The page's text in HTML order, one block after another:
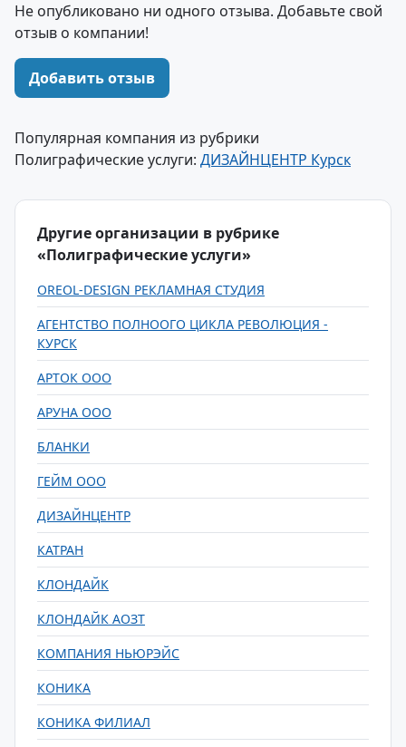
Не опубликовано ни одного отзыва. Добавьте свой
отзыв о компании!
Добавить отзыв
Популярная компания из рубрики
Полиграфические услуги: ДИЗАЙНЦЕНТР Курск
Другие организации в рубрике
«Полиграфические услуги»
OREOL-DESIGN РЕКЛАМНАЯ СТУДИЯ
АГЕНТСТВО ПОЛНООГО ЦИКЛА РЕВОЛЮЦИЯ -
КУРСК
АРТОК ООО
АРУНА ООО
БЛАНКИ
ГЕЙМ ООО
ДИЗАЙНЦЕНТР
КАТРАН
КЛОНДАЙК
КЛОНДАЙК АОЗТ
КОМПАНИЯ НЬЮРЭЙС
КОНИКА
КОНИКА ФИЛИАЛ